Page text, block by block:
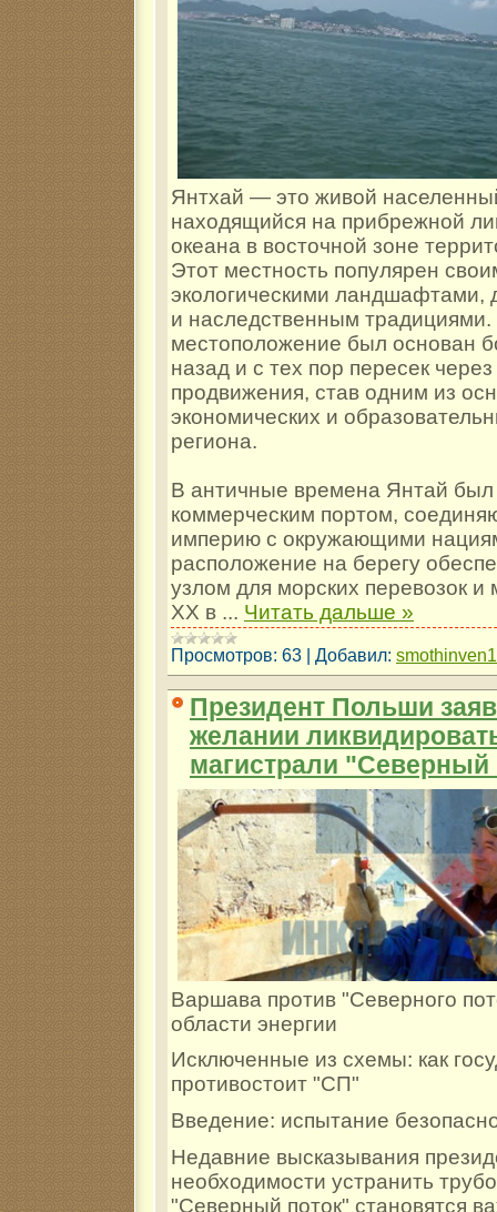
Янтхай — это живой
находящийся на прибрежной
океана в восточной зоне
Этот местность популярен
экологическими ландшафтами,
и наследственным
местоположение был основан
назад и с тех пор пересек
продвижения, став одним из
экономических и
региона.
В античные времена Янтай
коммерческим портом,
империю с окружающими
расположение на берегу
узлом для морских перевозок
XX в ... Читать дальше »
Просмотров: 63 | Добавил:
Президент Польши
желании
магистрали "Северный
Варшава против "Северного
области энергии
Исключенные из схемы: как
противостоит "СП"
Введение: испытание
Недавние высказывания
необходимости устранить
"Северный поток" становятся